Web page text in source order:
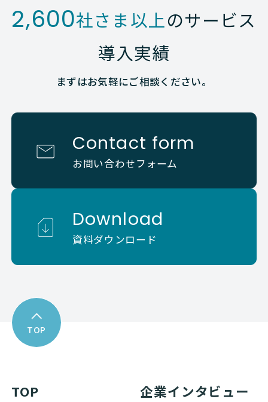
2,600社さま以上のサービス
導入実績
まずはお気軽にご相談ください。
Contact form
お問い合わせフォーム
Download
資料ダウンロード
TOP
TOP
企業インタビュー